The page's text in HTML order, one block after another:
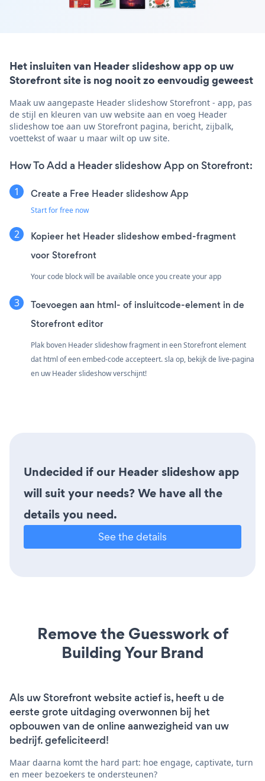
Het insluiten van Header slideshow app op uw
Storefront site is nog nooit zo eenvoudig geweest
Maak uw aangepaste Header slideshow Storefront - app, pas
de stijl en kleuren van uw website aan en voeg Header
slideshow toe aan uw Storefront pagina, bericht, zijbalk,
voettekst of waar u maar wilt op uw site.
How To Add a Header slideshow App on Storefront:
Create a Free Header slideshow App
Start for free now
Kopieer het Header slideshow embed-fragment
voor Storefront
Your code block will be available once you create your app
Toevoegen aan html- of insluitcode-element in de
Storefront editor
Plak boven Header slideshow fragment in een Storefront element
dat html of een embed-code accepteert. sla op, bekijk de live-pagina
en uw Header slideshow verschijnt!
Undecided if our Header slideshow app
will suit your needs? We have all the
details you need.
See the details
Remove the Guesswork of
Building Your Brand
Als uw Storefront website actief is, heeft u de
eerste grote uitdaging overwonnen bij het
opbouwen van de online aanwezigheid van uw
bedrijf. gefeliciteerd!
Maar daarna komt the hard part: hoe engage, captivate, turn
en meer bezoekers te ondersteunen?